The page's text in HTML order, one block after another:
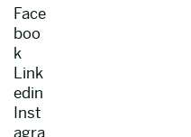
Face
boo
k
Link
edin
Inst
agra